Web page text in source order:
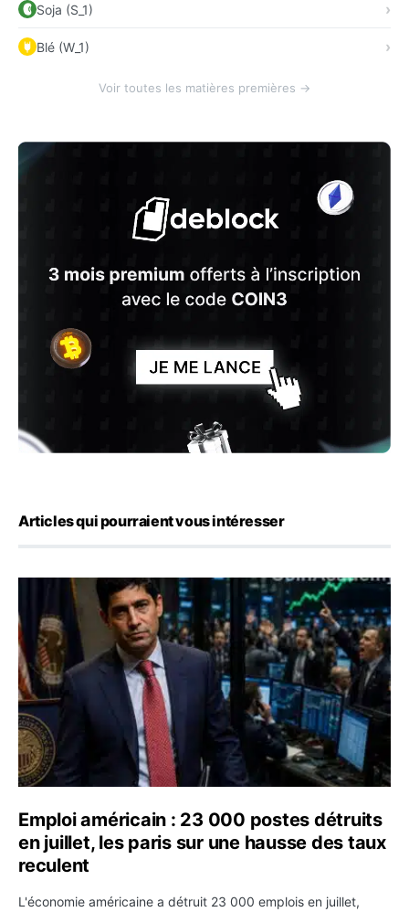
Soja (S_1)
Blé (W_1)
Voir toutes les matières premières →
Articles qui pourraient vous intéresser
Emploi américain : 23 000 postes détruits en juillet, les
Emploi américain : 23 000 postes détruits
en juillet, les paris sur une hausse des taux
reculent
L'économie américaine a détruit 23 000 emplois en juillet,